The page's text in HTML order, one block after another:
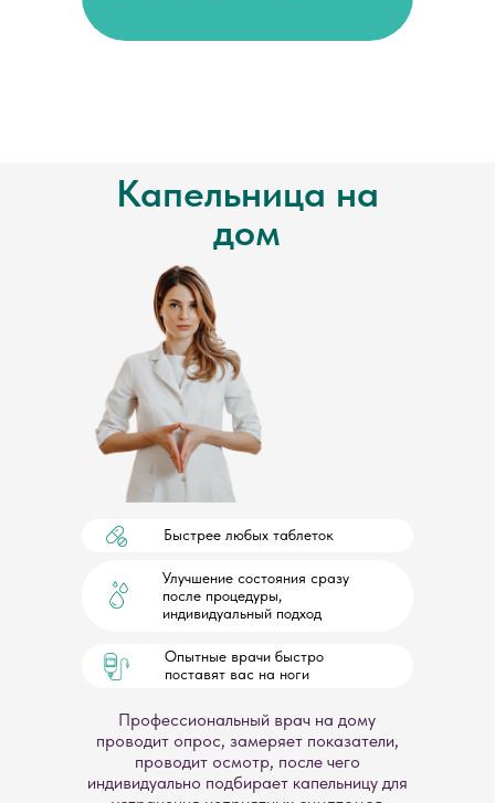
Капельница на
дом
Профессиональный врач на дому
проводит опрос, замеряет показатели,
проводит осмотр, после чего
индивидуально подбирает капельницу для
Быстрее любых таблеток
Улучшение состояния сразу
после процедуры,
индивидуальный подход
Опытные врачи быстро
поставят вас на ноги